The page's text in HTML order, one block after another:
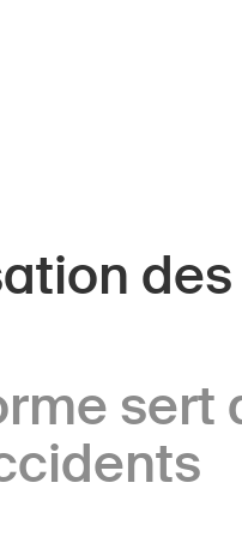
du BPA
Plus
sert